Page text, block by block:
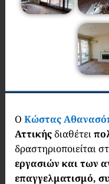
Ο Κώστας
Αττικήςδιαθέτει
δραστηριοποιείται
εργασιών και των
επαγγελματισμό,